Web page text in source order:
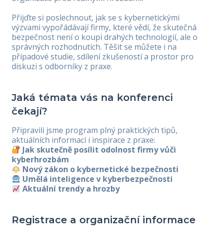
Přijďte si poslechnout, jak se s kybernetickými
výzvami vypořádávají firmy, které vědí, že skutečná
bezpečnost není o koupi drahých technologií, ale o
správných rozhodnutích. Těšit se můžete i na
případové studie, sdílení zkušeností a prostor pro
diskuzi s odborníky z praxe.
Jaká témata vás na konferenci
čekají?
Připravili jsme program plný praktických tipů,
aktuálních informací i inspirace z praxe:
Jak skutečně posílit odolnost firmy vůči
kyberhrozbám
Nový zákon o kybernetické bezpečnosti
Umělá inteligence v kyberbezpečnosti
Aktuální trendy a hrozby
Registrace a organizační informace